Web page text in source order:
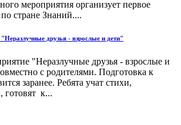
мероприятия организует первое
стране Знаний....
друзья - взрослые и дети"
"Неразлучные друзья - взрослые и
с родителями. Подготовка к
заранее. Ребята учат стихи,
готовят к...